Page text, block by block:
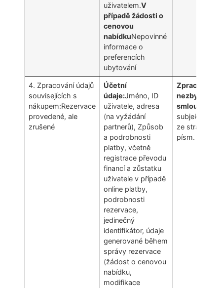
uživatelem.V
případě žádosti o
cenovou
nabídkuNepovinné
informace o
preferencích
ubytování
4. Zpracování údajů
souvisejících s
nákupem:Rezervace
provedené, ale
zrušené
Účetní
údaje:Jméno, ID
uživatele, adresa
(na vyžádání
partnerů), Způsob
a podrobnosti
platby, včetně
registrace převodu
financí a zůstatku
uživatele v případě
online platby,
podrobnosti
rezervace,
jedinečný
identifikátor, údaje
generované během
správy rezervace
(žádost o cenovou
nabídku,
modifikace
Zpracování
nezbytné
smlouvy
subjekt
ze stran (čl.
písm. b)